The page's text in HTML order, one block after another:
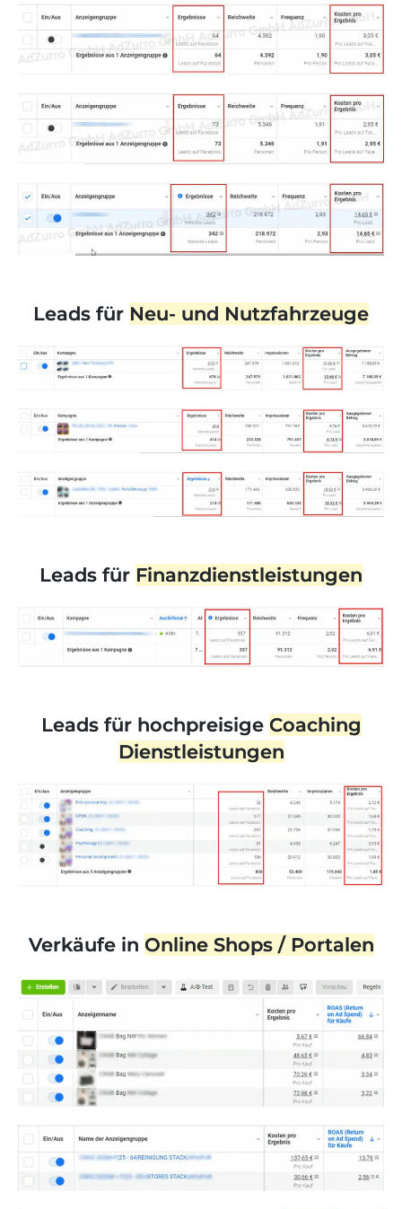
Leads für Neu- und Nutzfahrzeuge
Leads für Finanzdienstleistungen
Leads für hochpreisige Coaching
Dienstleistungen
Verkäufe in Online Shops / Portalen